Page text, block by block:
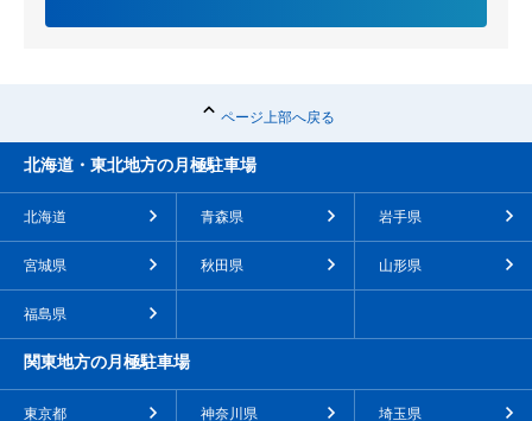
ページ上部へ戻る
北海道・東北地方の月極駐車場
北海道 青森県 岩手県
宮城県 秋田県 山形県
福島県
関東地方の月極駐車場
東京都 神奈川県 埼玉県